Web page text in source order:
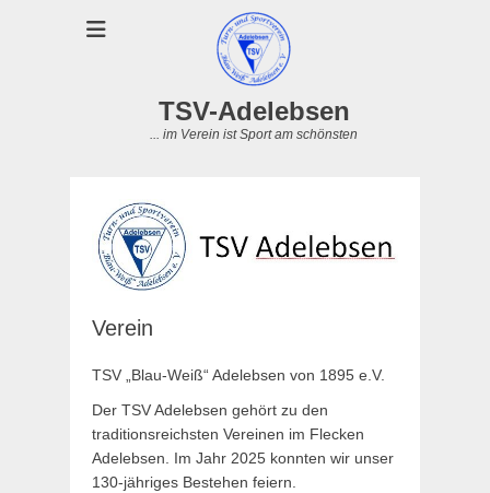
TSV-Adelebsen
... im Verein ist Sport am schönsten
Verein
TSV „Blau-Weiß“ Adelebsen von 1895 e.V.
Der TSV Adelebsen gehört zu den
traditionsreichsten Vereinen im Flecken
Adelebsen. Im Jahr 2025 konnten wir unser
130-jähriges Bestehen feiern.